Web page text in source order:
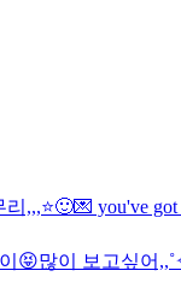
,,,⭐️🙂💌 you've
😝많이 보고싶어